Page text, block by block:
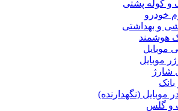
و کوله پشتی
خودرو
و بهداشتی
هوشمند
موبایل
موبایل
شارژ
بانک
موبایل (نگهدارنده)
و گلس